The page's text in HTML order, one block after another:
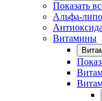
Показать
Альфа-
Витамины